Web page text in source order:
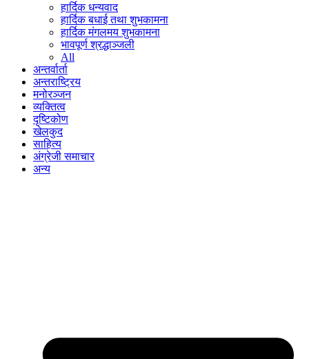
हार्दिक धन्यवाद
हार्दिक बधाई तथा शुभकामना
हार्दिक मंगलमय शुभकामना
भावपूर्ण श्रद्धाञ्जली
All
अन्तर्वार्ता
अन्तराष्ट्रिय
मनोरञ्जन
व्यक्तित्व
दृष्टिकोण
खेलकुद
साहित्य
अंग्रेजी समाचार
अन्य